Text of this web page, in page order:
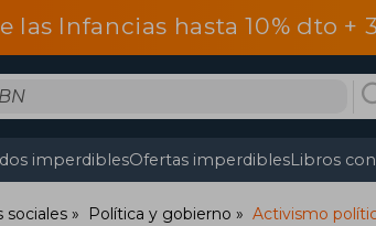
las Infancias hasta 10% dto +
imperdiblesOfertas imperdiblesLibros
sociales Política y gobierno Activismo